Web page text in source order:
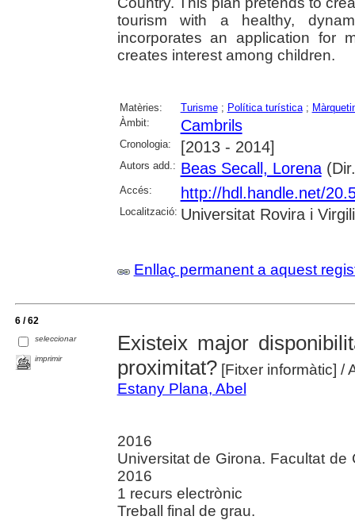
tourism with a healthy,
incorporates an application for
creates interest among children.
Matèries: Turisme; Política turística;
Àmbit:
Cambrils
Cronologia: [2013 - 2014]
Autors add.: Beas Secall, Lorena
Accés: http://hdl.handle.net/
Localització: Universitat Rovira i Virgili
Enllaç permanent a aquest
6 / 62
seleccionar
imprimir
Existeix major
proximitat?[Fitxer informàtic] /
Estany Plana, Abel
2016
Universitat de Girona. Facultat
2016
1 recurs electrònic
Treball final de grau.